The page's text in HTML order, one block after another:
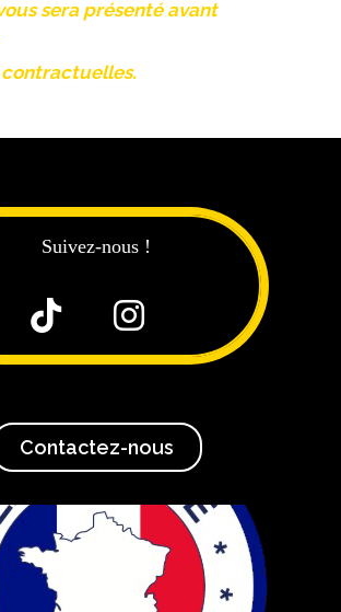
sera présenté avant
contractuelles.
Suivez-nous !
 
Contactez-nous